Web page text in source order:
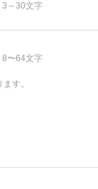
～30文字
〜64文字
す。